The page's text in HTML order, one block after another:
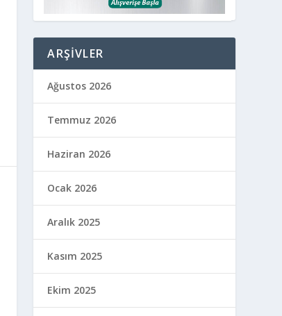
ARŞIVLER
Ağustos 2026
Temmuz 2026
Haziran 2026
Ocak 2026
Aralık 2025
Kasım 2025
Ekim 2025